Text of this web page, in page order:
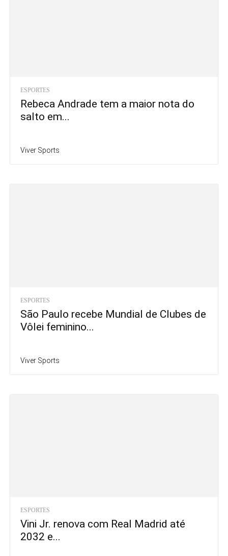
ESPORTES
Rebeca Andrade tem a maior nota do
salto em...
Viver Sports
ESPORTES
São Paulo recebe Mundial de Clubes de
Vôlei feminino...
Viver Sports
ESPORTES
Vini Jr. renova com Real Madrid até
2032 e...